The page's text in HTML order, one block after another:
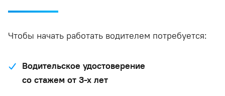
Чтобы начать работать водителем потребуется:
Водительское удостоверение
со стажем от 3-х лет